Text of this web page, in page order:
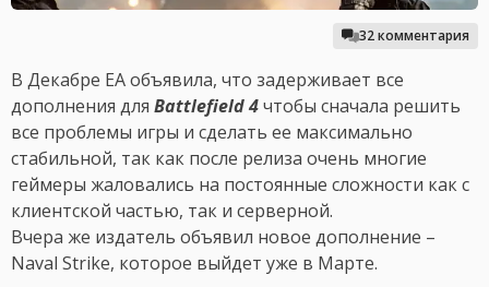
32 комментария
В Декабре EA объявила, что задерживает все
дополнения для Battlefield 4чтобы сначала решить
все проблемы игры и сделать ее максимально
стабильной, так как после релиза очень многие
геймеры жаловались на постоянные сложности как с
клиентской частью, так и серверной.
Вчера же издатель объявил новое дополнение –
Naval Strike, которое выйдет уже в Марте.